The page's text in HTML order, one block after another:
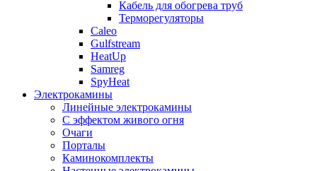
Кабель для обогрева труб
Терморегуляторы
Caleo
Gulfstream
HeatUp
Samreg
SpyHeat
Электрокамины
Линейные электрокамины
С эффектом живого огня
Очаги
Порталы
Каминокомплекты